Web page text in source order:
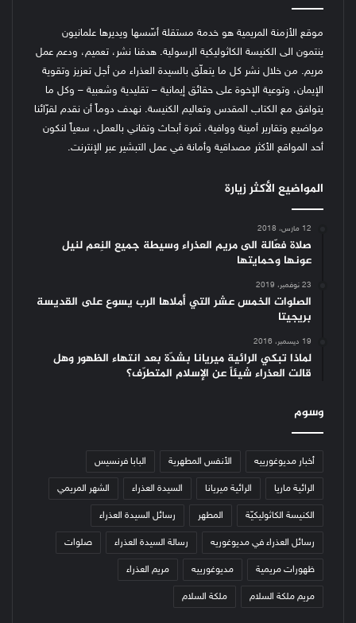
موقع الأزمنة المريمية هو خدمة مستقلة أسّسها ويديرها علمانيون
ينتمون الى الكنيسة الكاثوليكية الرسولية. هدفنا نشر، تعميم، ودعم عمل
مريم. من خلال نشر كل ما يتعلّق بالسيدة العذراء من أجل تعزيز وتقوية
الإيمان، وتوعية الإخوة على حقائق إيمانية – تقليدية وشعبية – وكل ما
يتوافق مع الكتاب المقدس وتعاليم الكنيسة. نهدف دوماً أن نقدم لقرّائنا
مواضيع وتقارير أمينة ووافية، ثمرة أبحاث وتفاني بالعمل، سعياً لنكون
أحد المواقع الأكثر مصداقية وأمانة في عمل التبشير عبر الإنترنت.
المواضيع الأكثر زيارة
12 مارس، 2018
صلاة فعّالة الى مريم العذراء وسيطة جميع النِعم لنيل
عونها وحمايتها
23 نوفمبر، 2019
الصلوات الخمس عشر التي أملاها الرب يسوع على القديسة
بريجيتا
19 ديسمبر، 2016
لماذا تبكي الرائية ميريانا بشدّة بعد انتهاء الظهور وهل
قالت العذراء شيئاً عن الإسلام المتطرّف؟
وسوم
أخبار مديوغورييه الأنفس المطهرية البابا فرنسيس
الرائية ماريا الرائية ميريانا السيدة العذراء الشهر المريمي
الكنيسة الكاثوليكيّة المطهر رسائل السيدة العذراء
رسائل العذراء في مديوغوريه رسالة السيدة العذراء صلوات
ظهورات مريمية مديوغورييه مريم العذراء
مريم ملكة السلام ملكة السلام